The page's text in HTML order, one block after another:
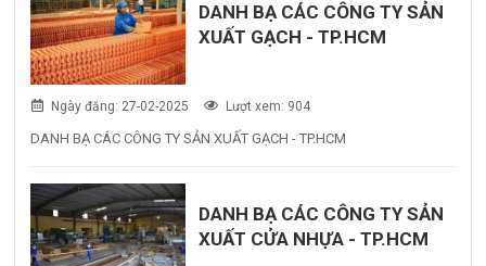
DANH BẠ CÁC CÔNG TY SẢN
XUẤT GẠCH - TP.HCM
Ngày đăng: 27-02-2025 Lượt xem: 904
DANH BẠ CÁC CÔNG TY SẢN XUẤT GẠCH - TP.HCM
DANH BẠ CÁC CÔNG TY SẢN
XUẤT CỬA NHỰA - TP.HCM